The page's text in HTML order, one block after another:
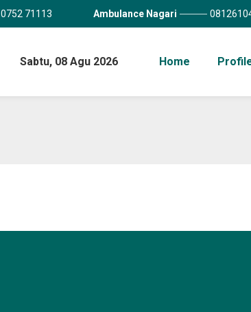
0752 71113 Ambulance Nagari
Sabtu, 08 Agu 2026 Home